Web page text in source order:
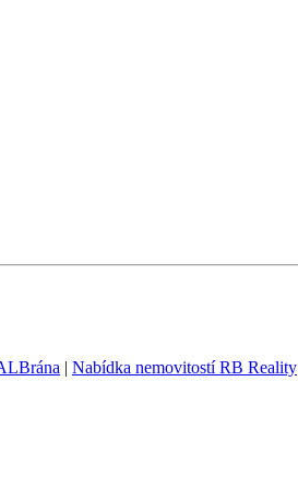
| Nabídka nemovitostí RB Reality